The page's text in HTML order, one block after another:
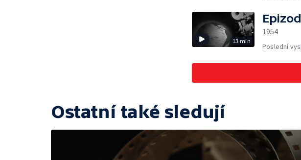
13 min
1954
Poslední
Ostatní také sledují